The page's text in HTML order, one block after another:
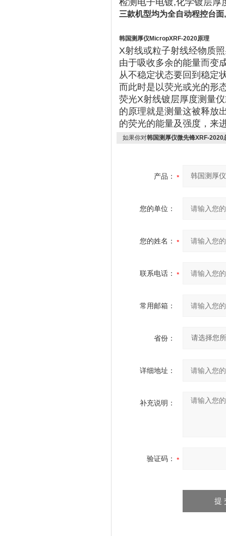
检测电子电镀,化学镀层厚
三款机型均为全自动程控台
韩国测厚仪MicropXRF-2020原理
X射线或粒子射线经物质
由于吸收多余的能量而变
从不稳定状态要回到稳定
而此时是以荧光或光的形
荧光X射线镀层厚度测量
的原理就是测量这被释放
的荧光的能量及强度，来
如果你对韩国测厚仪微先锋XRF-2020
产品：
您的单位：
您的姓名：
联系电话：
常用邮箱：
省份：
详细地址：
补充说明：
验证码：